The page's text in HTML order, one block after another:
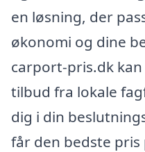
en løsning, der
økonomi og dine
carport-pris.dk
tilbud fra lokale
dig i din
får den bedste